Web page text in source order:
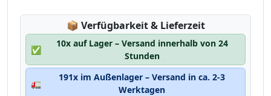
📦 Lagerstatus:
Verfügbarkeit & Lieferzeit
✅
10x auf Lager – Versand innerhalb von 24
Stunden
🚛
191x im Außenlager – Versand in ca. 2-3
Werktagen